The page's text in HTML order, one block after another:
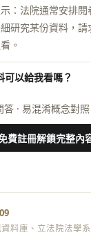
：法院通常安排
研究某份資料，
。
可以給我看嗎？
· 易混淆概念對
費註冊解鎖完整內
料庫、立法院法學